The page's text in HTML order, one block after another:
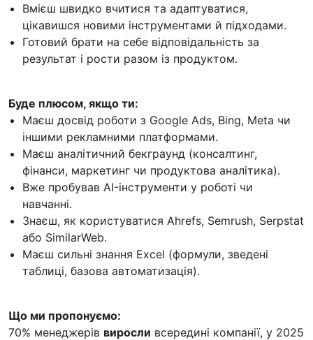
Вмієш швидко вчитися та адаптуватися,
цікавишся новими інструментами й підходами.
Готовий брати на себе відповідальність за
результат і рости разом із продуктом.
Буде плюсом, якщо ти:
Маєш досвід роботи з Google Ads, Bing, Meta чи
іншими рекламними платформами.
Маєш аналітичний бекграунд (консалтинг,
фінанси, маркетинг чи продуктова аналітика).
Вже пробував AI-інструменти у роботі чи
навчанні.
Знаєш, як користуватися Ahrefs, Semrush, Serpstat
або SimilarWeb.
Маєш сильні знання Excel (формули, зведені
таблиці, базова автоматизація).
Що ми пропонуємо:
70% менеджерів виросли всередині компанії, у 2025